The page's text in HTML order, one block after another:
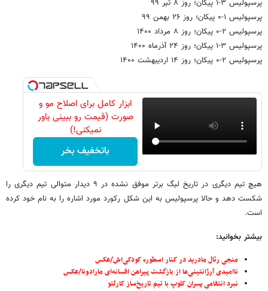
پرسپولیس ۳-۱ پیکان؛ روز ۸ تیر ۹۹
پرسپولیس ۱-۰ پیکان؛ روز ۲۶ بهمن ۹۹
پرسپولیس ۲-۰ پیکان؛ روز ۸ مرداد ۱۴۰۰
پرسپولیس ۳-۱ پیکان؛ روز ۲۴ آذرماه ۱۴۰۰
پرسپولیس ۲-۰ پیکان؛ روز ۱۴ اردیبهشت ۱۴۰۰
ابزار کامل برای اصلاح مو و
صورت (قیمت رو ببینی باور
نمیکنی!)
باتخفیف بخر
هیچ تیم دیگری در تاریخ لیگ برتر موفق نشده در ۹ دیدار متوالی تیم دیگری را
شکست دهد و حالا پرسپولیس به این شکل رکورد مورد اشاره را به نام خود کرده
است.
بیشتر بخوانید:
منجی رئال مادرید در کنار اسطوره کودکی‌اش/عکس
ناامیدی آرژانتینی‌ها از بازگشت پیراهن افسانه‌ای مارادونا/عکس
نبرد انتقامی پسران کلوپ با تیم تاریخ‌ساز کارلتو